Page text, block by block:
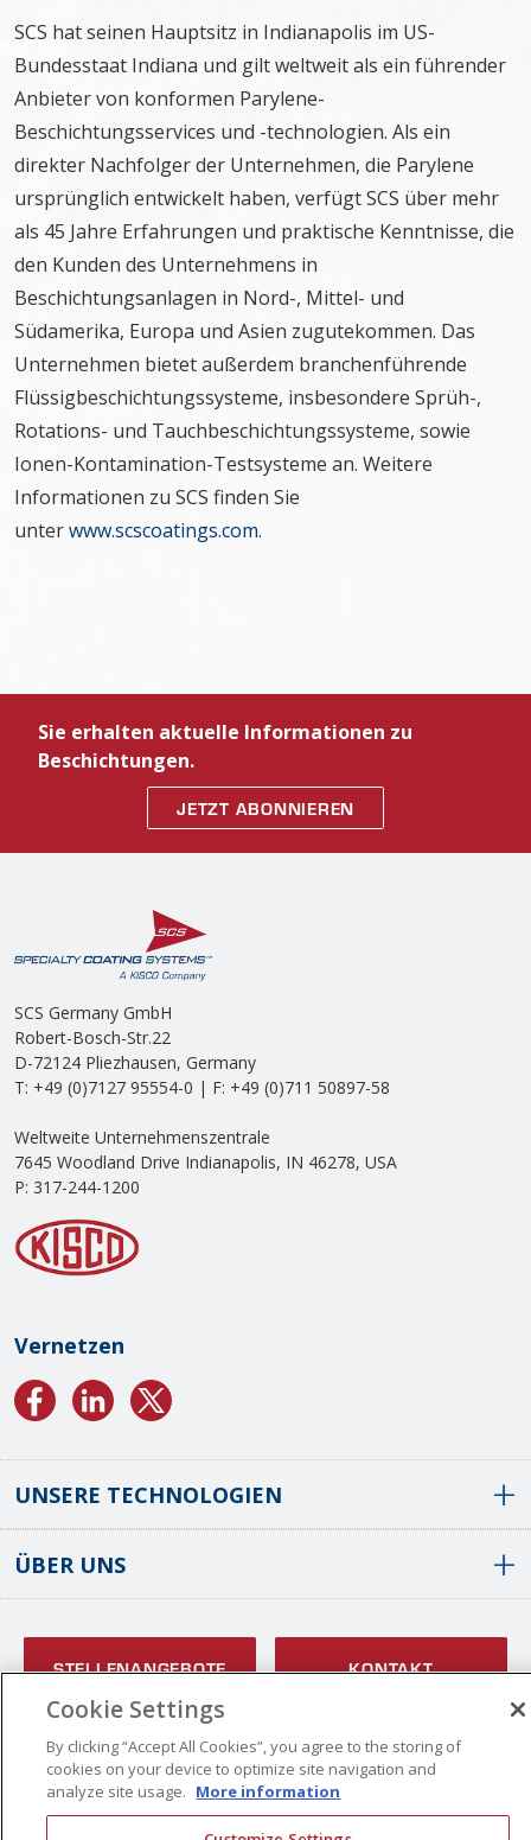
SCS hat seinen Hauptsitz in Indianapolis im US-
Bundesstaat Indiana und gilt weltweit als ein führender
Anbieter von konformen Parylene-
Beschichtungsservices und -technologien. Als ein
direkter Nachfolger der Unternehmen, die Parylene
ursprünglich entwickelt haben, verfügt SCS über mehr
als 45 Jahre Erfahrungen und praktische Kenntnisse, die
den Kunden des Unternehmens in
Beschichtungsanlagen in Nord-, Mittel- und
Südamerika, Europa und Asien zugutekommen. Das
Unternehmen bietet außerdem branchenführende
Flüssigbeschichtungssysteme, insbesondere Sprüh-,
Rotations- und Tauchbeschichtungssysteme, sowie
Ionen-Kontamination-Testsysteme an. Weitere
Informationen zu SCS finden Sie
unterwww.scscoatings.com.
Sie erhalten aktuelle Informationen zu
Beschichtungen.
JETZT ABONNIEREN
SCS Germany GmbH
Robert-Bosch-Str.22
D-72124 Pliezhausen, Germany
T: +49 (0)7127 95554-0 | F: +49 (0)711 50897-58
Weltweite Unternehmenszentrale
7645 Woodland Drive Indianapolis, IN 46278, USA
P: 317-244-1200
Vernetzen
UNSERE TECHNOLOGIEN
Konforme Beschichtungen Von SCS
Konforme Parylene-Beschichtungen
Plasma-Beschichtungen
ALD-Beschichtungen
Oberflächenvorbereitung Für Beschichtungen
Anwendungsarchive
ÜBER UNS
Unsere Geschichte
Vision Und Werte
Zertifizierungen
SCS Compliance
STELLENANGEBOTE KONTAKT
© Copyright 2026 Specialty Coating Systems Inc. Alle Rechte vorbehalten.
Cookie Settings
By clicking “Accept All Cookies”, you agree to the storing of
cookies on your device to optimize site navigation and
analyze site usage. More information